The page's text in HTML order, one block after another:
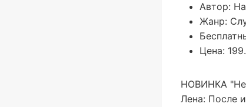
Автор:
Жанр:
Цена:
НОВИНКА
Лена: После